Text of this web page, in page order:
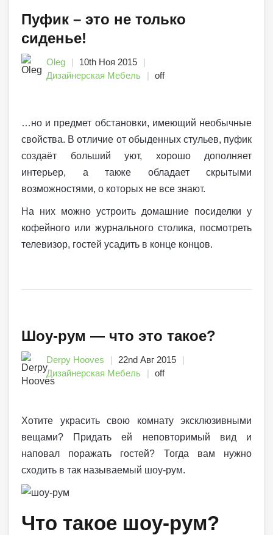
Пуфик – это не только
сиденье!
Oleg
10th Ноя 2015
Дизайнерская Мебель
off
…но и предмет обстановки, имеющий необычные
свойства. В отличие от обыденных стульев, пуфик
создаёт больший уют, хорошо дополняет
интерьер, а также обладает скрытыми
возможностями, о которых не все знают.
На них можно устроить домашние посиделки у
кофейного или журнального столика, посмотреть
телевизор, гостей усадить в конце концов.
Шоу-рум — что это такое?
Derpy Hooves
22nd Авг 2015
Дизайнерская Мебель
off
Хотите украсить свою комнату эксклюзивными
вещами? Придать ей неповторимый вид и
наповал поражать гостей? Тогда вам нужно
сходить в так называемый шоу-рум.
Что такое шоу-рум?